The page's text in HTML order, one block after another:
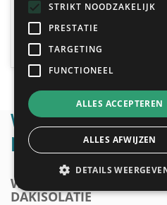
MIJN
Wettelijke
premies
WETTELIJKE
DAKISOLATIE
STRIKT NOODZAKELIJK
PRESTATIE
TARGETING
FUNCTIONEEL
ALLES ACCEPTEREN
ALLES AFWIJZEN
DETAILS